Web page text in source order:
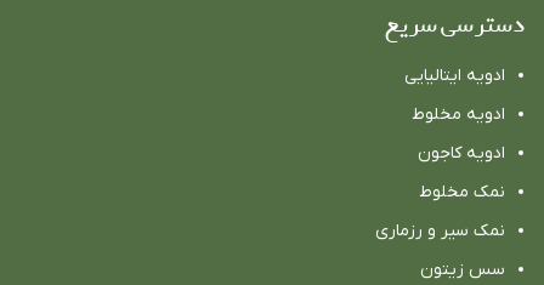
دسترسی سریع
ادویه ایتالیایی
ادویه مخلوط
ادویه كاجون
نمک مخلوط
نمک سیر و رزماری
سس زیتون